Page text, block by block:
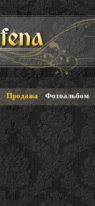
Продажа Фотоальбом